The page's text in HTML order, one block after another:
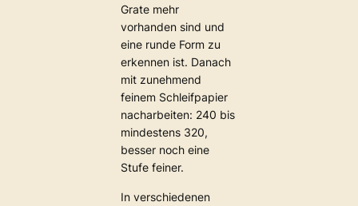
Grate mehr
vorhanden sind und
eine runde Form zu
erkennen ist. Danach
mit zunehmend
feinem Schleifpapier
nacharbeiten: 240 bis
mindestens 320,
besser noch eine
Stufe feiner.
In verschiedenen